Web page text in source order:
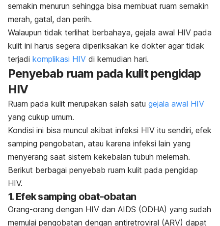
semakin menurun sehingga bisa membuat ruam semakin
merah, gatal, dan perih.
Walaupun tidak terlihat berbahaya, gejala awal HIV pada
kulit ini harus segera diperiksakan ke dokter agar tidak
terjadi komplikasi HIV di kemudian hari.
Penyebab ruam pada kulit pengidap
HIV
Ruam pada kulit merupakan salah satu gejala awal HIV
yang cukup umum.
Kondisi ini bisa muncul akibat infeksi HIV itu sendiri, efek
samping pengobatan, atau karena infeksi lain yang
menyerang saat sistem kekebalan tubuh melemah.
Berikut berbagai penyebab ruam kulit pada pengidap
HIV.
1. Efek samping obat-obatan
Orang-orang dengan HIV dan AIDS (ODHA) yang sudah
memulai pengobatan dengan antiretroviral (ARV) dapat